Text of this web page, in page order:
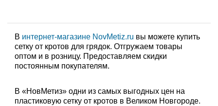
В интернет-магазине NovMetiz.ru вы можете купить
сетку от кротов для грядок. Отгружаем товары
оптом и в розницу. Предоставляем скидки
постоянным покупателям.
В «НовМетиз» одни из самых выгодных цен на
пластиковую сетку от кротов в Великом Новгороде.